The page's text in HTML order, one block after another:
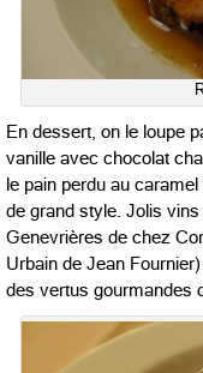
En dessert, on le loupe
vanille avec chocolat
le pain perdu au
de grand style. Jolis
Genevrières de chez
Urbain de Jean
des vertus gourmandes